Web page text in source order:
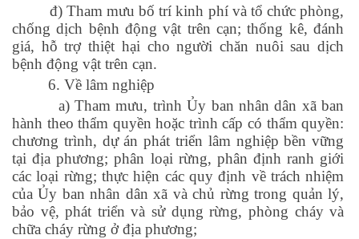
đ) Tham mưu bố trí kinh phí và tổ chức phòng,
chống dịch bệnh động vật trên cạn; thống kê, đánh
giá, hỗ trợ thiệt hại cho người chăn nuôi sau dịch
bệnh động vật trên cạn.
6. Về lâm nghiệp
a) Tham mưu, trình Ủy ban nhân dân xã ban
hành theo thẩm quyền hoặc trình cấp có thẩm quyền:
chương trình, dự án phát triển lâm nghiệp bền vững
tại địa phương; phân loại rừng, phân định ranh giới
các loại rừng; thực hiện các quy định về trách nhiệm
của Ủy ban nhân dân xã và chủ rừng trong quản lý,
bảo vệ, phát triển và sử dụng rừng, phòng cháy và
chữa cháy rừng ở địa phương;